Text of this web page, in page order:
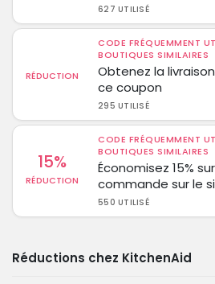
627 UTILISÉ
RÉDUCTION
CODE FRÉQUEMMENT
BOUTIQUES SIMILAIRES
Obtenez la
ce coupon
295 UTILISÉ
15%
RÉDUCTION
CODE FRÉQUEMMENT
BOUTIQUES SIMILAIRES
Économisez 15%
commande sur le
550 UTILISÉ
Réductions chez KitchenAid